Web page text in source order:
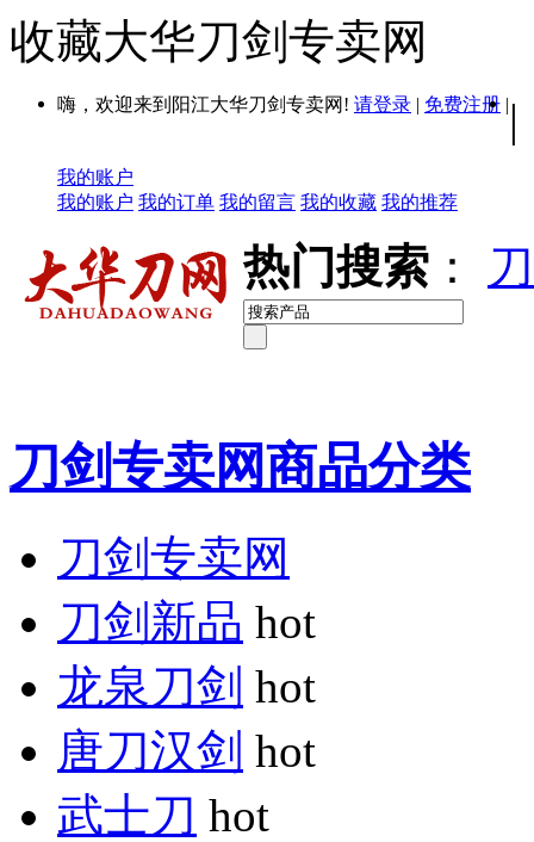
收藏大华刀剑专卖网
嗨，欢迎来到阳江大华刀剑专卖网! 请登录 | 免费注册 | |
我的账户
我的账户 我的订单 我的留言 我的收藏 我的推荐
热门搜索 ：
刀剑专卖网商品分类
刀剑专卖网
刀剑新品 hot
龙泉刀剑 hot
唐刀汉剑 hot
武士刀 hot